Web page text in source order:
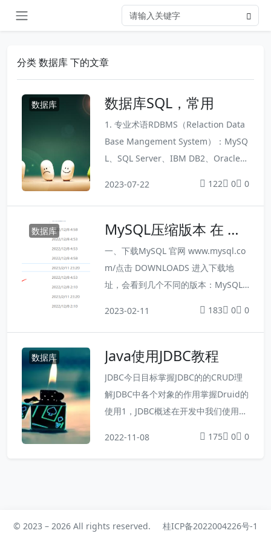
分类 数据库 下的文章
数据库 数据库SQL，常用
1. 专业术语RDBMS（Relaction Data
Base Mangement System）：MySQ
L、SQL Server、IBM DB2、OracleS
MS的标准计算机语言 ER（Entity Rela
tionShip）：实体关系图，用来描述业
2023-07-22 122 0 0
数据库
MySQL压缩版本 在 Wi
ndows 下安装教程
一、下载MySQL 官网 www.mysql.co
m/点击 DOWNLOADS 进入下载地
址，会看到几个不同的版本：MySQL
（收费）MySQL Community Editio
n：社区版（开源免费，但官方不提供
点击进入社区版，看到一大堆东西，有
点愣住了，不用...
2023-02-11 183 0 0
数据库 Java使用JDBC教程
JDBC今日目标掌握JDBC的的CRUD理
解JDBC中各个对象的作用掌握Druid的
使用1，JDBC概述在开发中我们使用的
2022-11-08 175 0 0
© 2023 – 2026 All rights reserved. 桂ICP备2022004226号-1